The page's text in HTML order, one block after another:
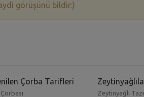
görüşünü bildir:)
Çorba Tarifleri
Zeytinyağlı